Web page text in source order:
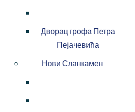
Дворац грофа Петра
Пејачевића
Нови Сланкамен